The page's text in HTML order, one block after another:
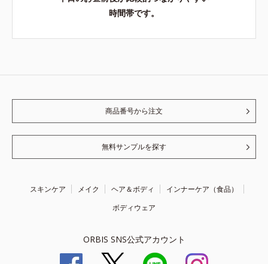
時間帯です。
商品番号から注文
無料サンプルを探す
スキンケア メイク ヘア＆ボディ
インナーケア（食品）
ボディウェア
ORBIS SNS公式アカウント